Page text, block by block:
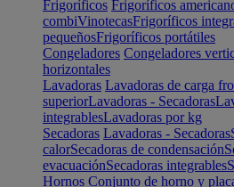
Frigoríficos Frigoríficos
combiVinotecasFrigoríficos
pequeñosFrigoríficos portátiles
Congeladores Congeladores
horizontales
Lavadoras Lavadoras de carga
superiorLavadoras - Secadoras
integrablesLavadoras por kg
Secadoras Lavadoras - Secadoras
calorSecadoras de condensación
evacuaciónSecadoras integrables
Hornos Conjunto de horno y